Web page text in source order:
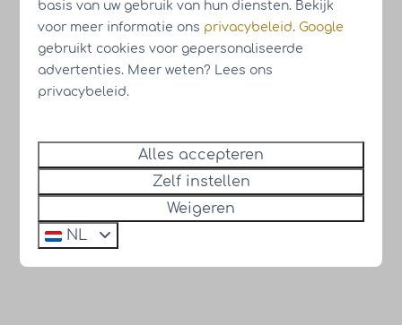
Je vindt ons hier:
basis van uw gebruik van hun diensten. Bekijk
voor meer informatie ons privacybeleid. Google
gebruikt cookies voor gepersonaliseerde
advertenties. Meer weten? Lees ons
privacybeleid.
Alles accepteren
Zelf instellen
Weigeren
NL